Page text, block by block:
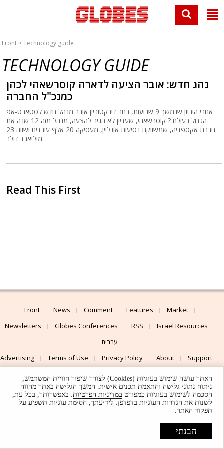
Front > Technology guide
TECHNOLOGY GUIDE
נהג חדש: אובר הציעה לדארה קוסרשאהי לכהן
כמנכ"ל החברה
אחרי היריון שנמשך 9 שבועות, בחר דירקטוריון אובר מנהל חדש לסטארט-אפ
הגדול בעולם ? קוסרשאהי, שעדיין לא הגיב להצעה, מנהל מזה 12 שנה את
חברת אקספדיה, שמשווקת נסיעות אונליין, מעסיקה 20 אלף עובדים ושווה 23
מיליארד דולר
Read This First
Front News Comment Features
Market
Newsletters
Globes Conferences RSS
Israel Resources
עברית
Advertising
Terms of Use Privacy Policy About Support
Powered by
UI & Design By
Application delivery by
© Globes. All rights reserved.
האתר עושה שימוש בעוגיות (Cookies) לצורך שיפור חוויית המשתמש,
ניתוח נתוני גלישה והתאמת תכנים אישית. המשך הגלישה באתר מהווה
הסכמה לשימוש בעוגיות כמפורט במדיניות הפרטיות. באפשרותך, בכל עת,
לשנות את הגדרות העוגיות בדפדפן. לידיעתך, חסימת עוגיות תשפיע על
תפקוד האתר.
הבנתי